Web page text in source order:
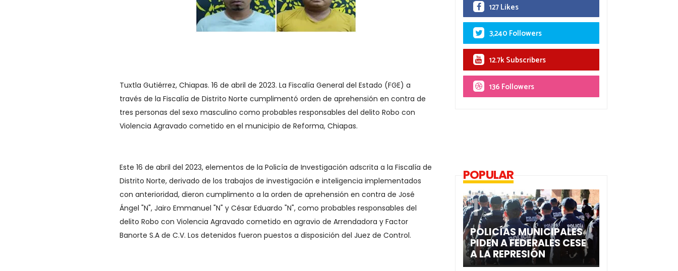
Tuxtla Gutiérrez, Chiapas. 16 de abril de 2023. La Fiscalía General del Estado (FGE) a
través de la Fiscalía de Distrito Norte cumplimentó orden de aprehensión en contra de
tres personas del sexo masculino como probables responsables del delito Robo con
Violencia Agravado cometido en el municipio de Reforma, Chiapas.
Este 16 de abril del 2023, elementos de la Policía de Investigación adscrita a la Fiscalía de
Distrito Norte, derivado de los trabajos de investigación e inteligencia implementados
con anterioridad, dieron cumplimento a la orden de aprehensión en contra de José
Ángel "N", Jairo Emmanuel "N" y César Eduardo "N", como probables responsables del
delito Robo con Violencia Agravado cometido en agravio de Arrendadora y Factor
Banorte S.A de C.V. Los detenidos fueron puestos a disposición del Juez de Control.
127 Likes
3,240 Followers
12.7k Subscribers
136 Followers
POPULAR
POLICÍAS MUNICIPALES
PIDEN A FEDERALES CESE
A LA REPRESIÓN